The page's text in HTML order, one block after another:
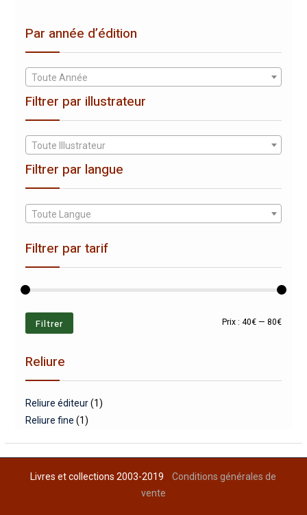
Par année d’édition
Toute Année
Filtrer par illustrateur
Toute Illustrateur
Filtrer par langue
Toute Langue
Filtrer par tarif
Prix
Prix
Filtrer Prix :40€ —80€
Reliure
Reliure éditeur (1)
Reliure fine (1)
Livres et collections 2003-2019Conditions générales de
vente